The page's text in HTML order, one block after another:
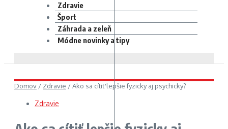
Zdravie
Šport
Záhrada a zeleň
Módne novinky a tipy
Domov / Zdravie /Ako sa cítiť lepšie fyzicky aj psychicky?
Zdravie